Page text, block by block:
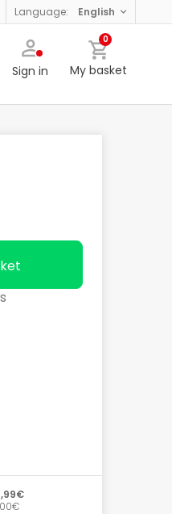
language: english
Sign in
0
My basket